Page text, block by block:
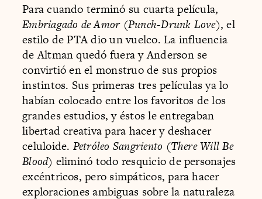
Para cuando terminó su cuarta película,
Embriagado de Amor (Punch-Drunk Love), el
estilo de PTA dio un vuelco. La influencia
de Altman quedó fuera y Anderson se
convirtió en el monstruo de sus propios
instintos. Sus primeras tres películas ya lo
habían colocado entre los favoritos de los
grandes estudios, y éstos le entregaban
libertad creativa para hacer y deshacer
celuloide. Petróleo Sangriento (There Will Be
Blood) eliminó todo resquicio de personajes
excéntricos, pero simpáticos, para hacer
exploraciones ambiguas sobre la naturaleza